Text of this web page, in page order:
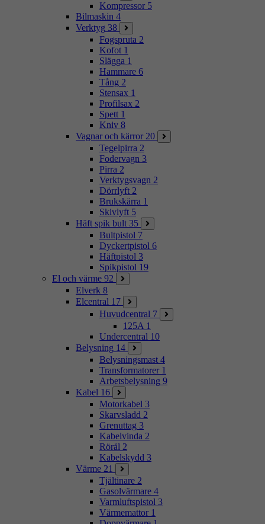
Kompressor 5
Bilmaskin 4
Verktyg 38
Fogspruta 2
Kofot 1
Slägga 1
Hammare 6
Tång 2
Stensax 1
Profilsax 2
Spett 1
Kniv 8
Vagnar och kärror 20
Tegelpirra 2
Fodervagn 3
Pirra 2
Verktygsvagn 2
Dörrlyft 2
Brukskärra 1
Skivlyft 5
Häft spik bult 35
Bultpistol 7
Dyckertpistol 6
Häftpistol 3
Spikpistol 19
El och värme 92
Elverk 8
Elcentral 17
Huvudcentral 7
125A 1
Undercentral 10
Belysning 14
Belysningsmast 4
Transformatorer 1
Arbetsbelysning 9
Kabel 16
Motorkabel 3
Skarvsladd 2
Grenuttag 3
Kabelvinda 2
Rörål 2
Kabelskydd 3
Värme 21
Tjältinare 2
Gasolvärmare 4
Varmluftspistol 3
Värmemattor 1